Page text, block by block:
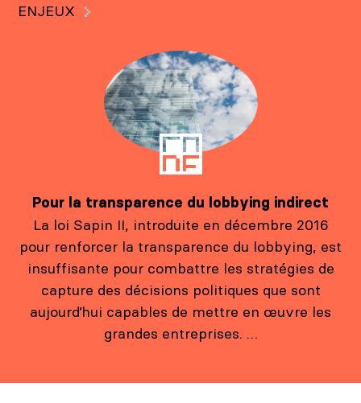
ENJEUX
Pour la transparence du lobbying indirect
La loi Sapin II, introduite en décembre 2016
pour renforcer la transparence du lobbying, est
insuffisante pour combattre les stratégies de
capture des décisions politiques que sont
aujourd’hui capables de mettre en œuvre les
grandes entreprises. …